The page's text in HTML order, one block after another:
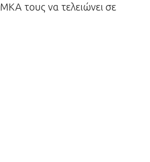
τους να τελειώνει σε